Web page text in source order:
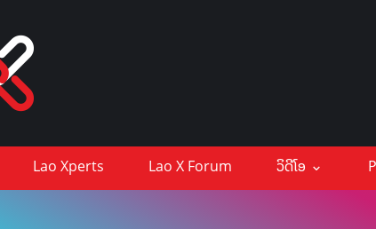
Lao Xperts Lao X Forum ວິດີໂອ